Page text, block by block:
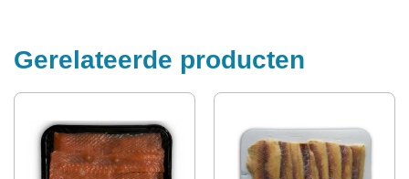
Gerelateerde producten